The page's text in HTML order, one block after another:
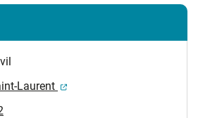
Laurent
(ouverture dans un